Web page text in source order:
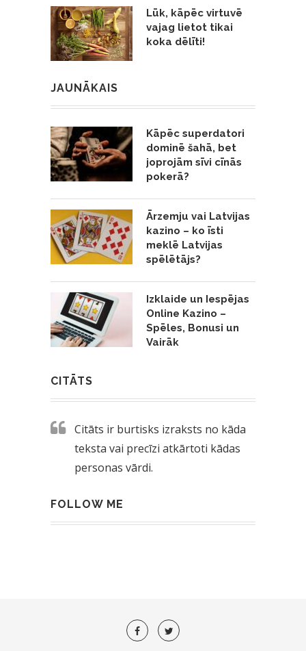
Lūk, kāpēc virtuvē
vajag lietot tikai
koka dēlīti!
JAUNĀKAIS
Kāpēc superdatori
dominē šahā, bet
joprojām sīvi cīnās
pokerā?
Ārzemju vai Latvijas
kazino – ko īsti
meklē Latvijas
spēlētājs?
Izklaide un Iespējas
Online Kazino –
Spēles, Bonusi un
Vairāk
CITĀTS
Citāts ir burtisks izraksts no kāda
teksta vai precīzi atkārtoti kādas
personas vārdi.
FOLLOW ME